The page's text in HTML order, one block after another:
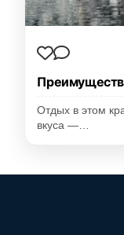
Отдых в этом
вкуса —…